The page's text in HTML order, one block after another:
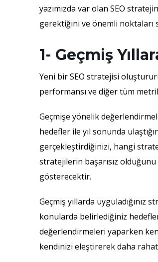
yazımızda var olan SEO
gerektiğini ve önemli noktaları
1- Geçmiş
Yeni bir SEO stratejisi
performansı ve diğer tüm
Geçmişe yönelik
hedefler ile yıl sonunda
gerçekleştirdiğinizi, hangi
stratejilerin başarısız
gösterecektir.
Geçmiş yıllarda
konularda belirlediğiniz
değerlendirmeleri yaparken
kendinizi eleştirerek daha